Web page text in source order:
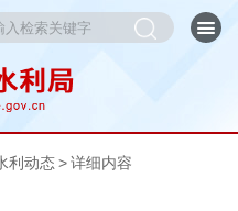
利动态 > 详细内容